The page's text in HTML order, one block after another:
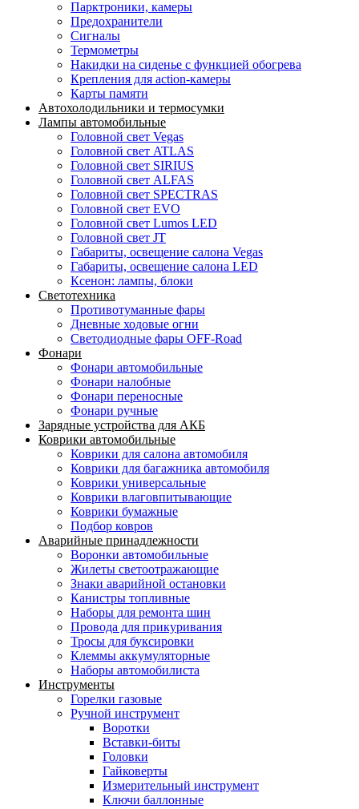
Парктроники, камеры
Предохранители
Сигналы
Термометры
Накидки на сиденье с функцией обогрева
Крепления для action-камеры
Карты памяти
Автохолодильники и термосумки
Лампы автомобильные
Головной свет Vegas
Головной свет ATLAS
Головной свет SIRIUS
Головной свет ALFAS
Головной свет SPECTRAS
Головной свет EVO
Головной свет Lumos LED
Головной свет JT
Габариты, освещение салона Vegas
Габариты, освещение салона LED
Ксенон: лампы, блоки
Светотехника
Противотуманные фары
Дневные ходовые огни
Светодиодные фары OFF-Road
Фонари
Фонари автомобильные
Фонари налобные
Фонари переносные
Фонари ручные
Зарядные устройства для АКБ
Коврики автомобильные
Коврики для салона автомобиля
Коврики для багажника автомобиля
Коврики универсальные
Коврики влаговпитывающие
Коврики бумажные
Подбор ковров
Аварийные принадлежности
Воронки автомобильные
Жилеты светоотражающие
Знаки аварийной остановки
Канистры топливные
Наборы для ремонта шин
Провода для прикуривания
Тросы для буксировки
Клеммы аккумуляторные
Наборы автомобилиста
Инструменты
Горелки газовые
Ручной инструмент
Воротки
Вставки-биты
Головки
Гайковерты
Измерительный инструмент
Ключи баллонные